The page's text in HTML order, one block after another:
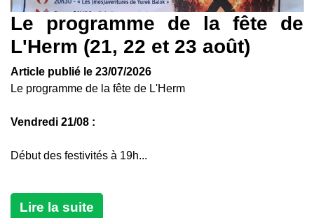
Le programme de la fête de
L'Herm (21, 22 et 23 août)
Article publié le 23/07/2026
Le programme de la fête de L'Herm
Vendredi 21/08 :
Début des festivités à 19h...
Lire la suite